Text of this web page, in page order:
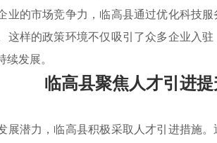
业的市场竞争力，临高县通过优化科技
这样的政策环境不仅吸引了众多企业入
发展。
临高县聚焦人才引进
展潜力，临高县积极采取人才引进措施